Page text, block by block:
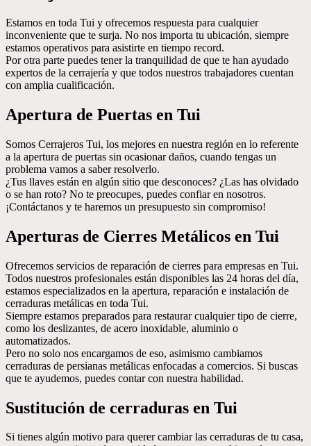
Estamos en toda Tui y ofrecemos respuesta para cualquier
inconveniente que te surja. No nos importa tu ubicación, siempre
estamos operativos para asistirte en tiempo record.
Por otra parte puedes tener la tranquilidad de que te han ayudado
expertos de la cerrajería y que todos nuestros trabajadores cuentan
con amplia cualificación.
Apertura de Puertas en Tui
Somos Cerrajeros Tui, los mejores en nuestra región en lo referente
a la apertura de puertas sin ocasionar daños, cuando tengas un
problema vamos a saber resolverlo.
¿Tus llaves están en algún sitio que desconoces? ¿Las has olvidado
o se han roto? No te preocupes, puedes confiar en nosotros.
¡Contáctanos y te haremos un presupuesto sin compromiso!
Aperturas de Cierres Metálicos en Tui
Ofrecemos servicios de reparación de cierres para empresas en Tui.
Todos nuestros profesionales están disponibles las 24 horas del día,
estamos especializados en la apertura, reparación e instalación de
cerraduras metálicas en toda Tui.
Siempre estamos preparados para restaurar cualquier tipo de cierre,
como los deslizantes, de acero inoxidable, aluminio o
automatizados.
Pero no solo nos encargamos de eso, asimismo cambiamos
cerraduras de persianas metálicas enfocadas a comercios. Si buscas
que te ayudemos, puedes contar con nuestra habilidad.
Sustitución de cerraduras en Tui
Si tienes algún motivo para querer cambiar las cerraduras de tu casa,